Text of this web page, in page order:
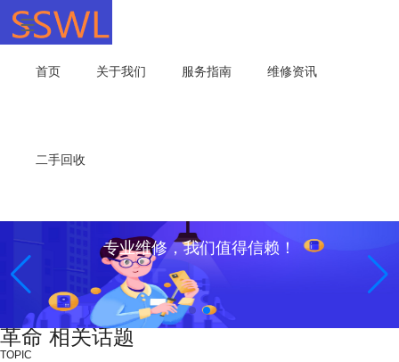
首页 关于我们 服务指南 维修资讯
二手回收
专业维修，我们值得信赖！
革命 相关话题
TOPIC